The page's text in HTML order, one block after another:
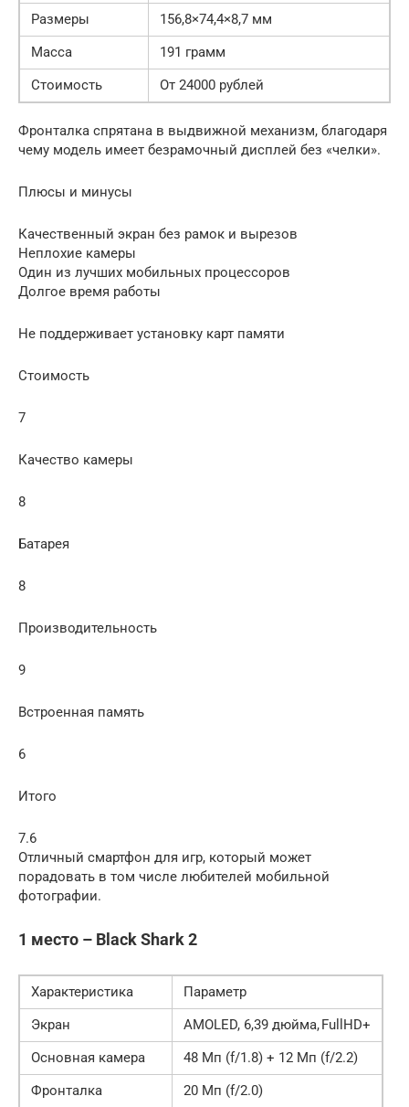
Размеры
156,8×74,4×8,7 мм
Масса
191 грамм
Стоимость
От 24000 рублей
Фронталка спрятана в выдвижной механизм, благодаря
чему модель имеет безрамочный дисплей без «челки».
Плюсы и минусы
Качественный экран без рамок и вырезов
Неплохие камеры
Один из лучших мобильных процессоров
Долгое время работы
Не поддерживает установку карт памяти
Стоимость
7
Качество камеры
8
Батарея
8
Производительность
9
Встроенная память
6
Итого
7.6
Отличный смартфон для игр, который может
порадовать в том числе любителей мобильной
фотографии.
1 место – Black Shark 2
Характеристика
Параметр
Экран
AMOLED, 6,39 дюйма, FullHD+
Основная камера
48 Мп (f/1.8) + 12 Мп (f/2.2)
Фронталка
20 Мп (f/2.0)